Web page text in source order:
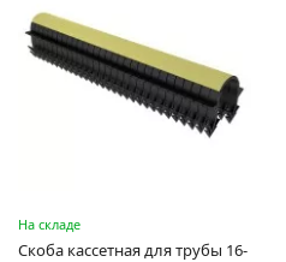
На складе
Скоба кассетная для трубы 16-